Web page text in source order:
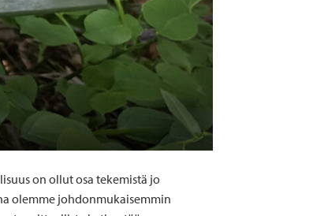
on ollut osa tekemistä jo
olemme johdonmukaisemmin